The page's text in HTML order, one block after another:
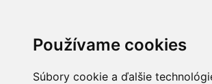
Používame cookies
Súbory cookie a ďalšie